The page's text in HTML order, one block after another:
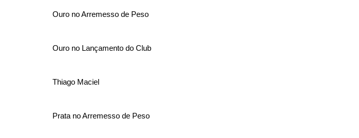
Ouro no Arremesso de Peso
Ouro no Lançamento do Club
Thiago Maciel
Prata no Arremesso de Peso